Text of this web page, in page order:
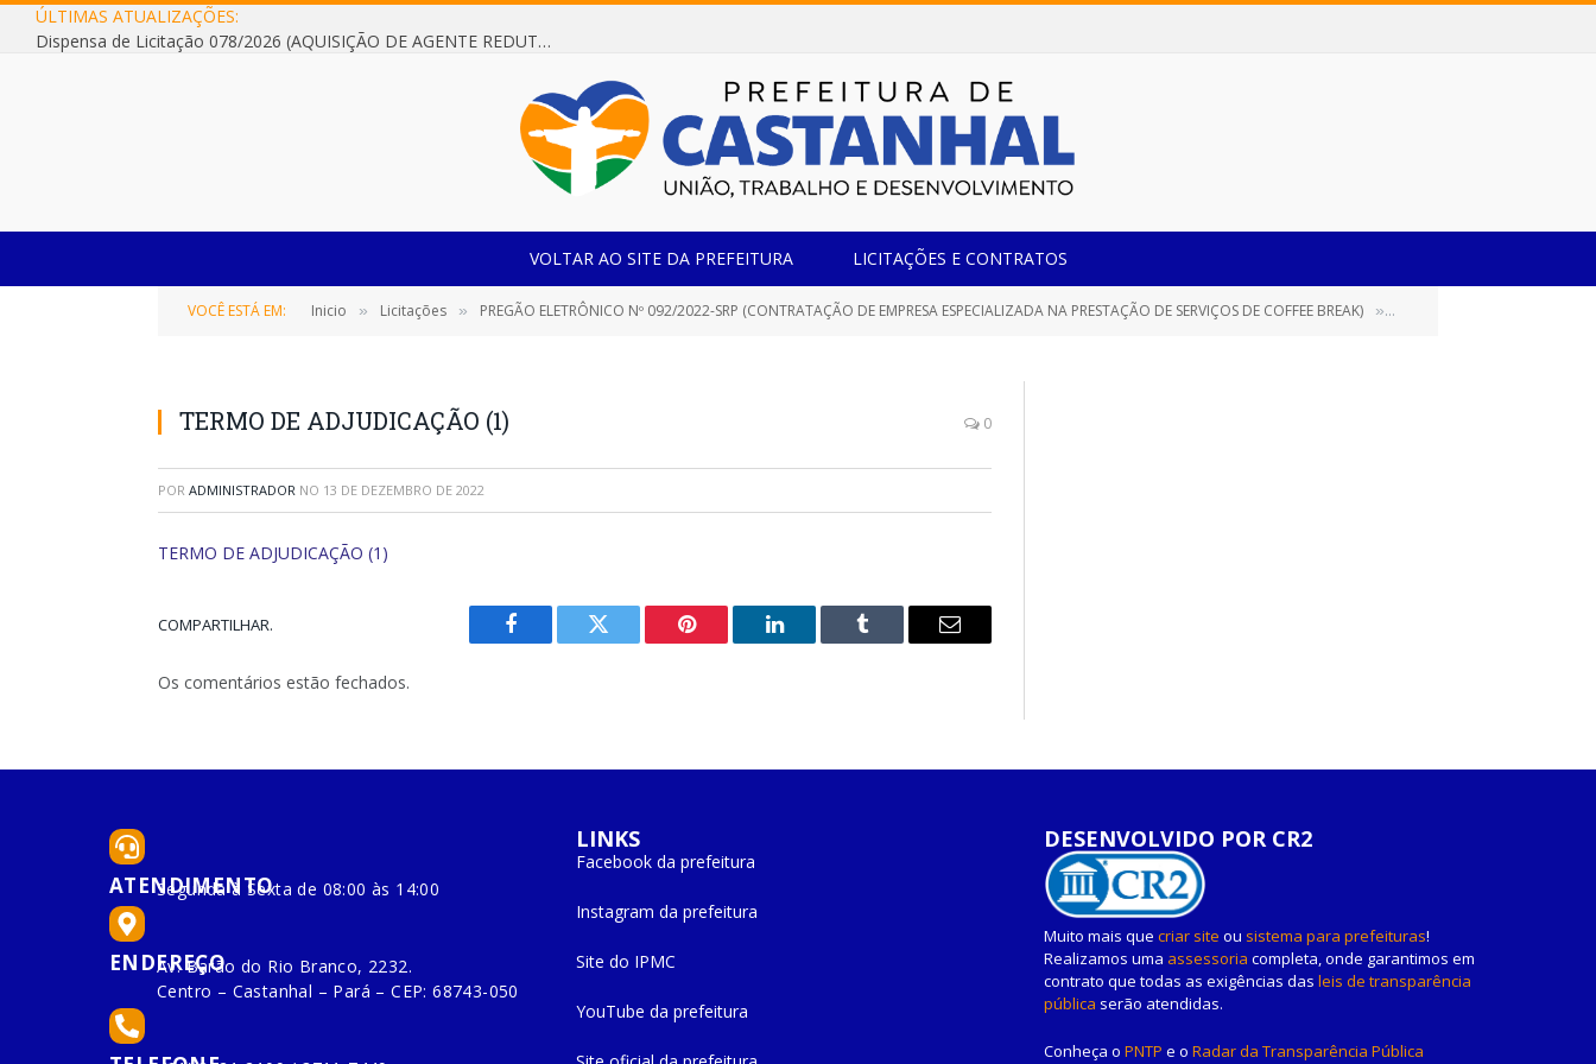
ÚLTIMAS ATUALIZAÇÕES:
Dispensa de Licitação 078/2026 (AQUISIÇÃO DE AGENTE REDUTOR LÍQUIDO AUTOMOTIVO – ARLA 32, PARA ATENDER A FROTA OFICIAL DE VEÍCULOS DA SECRETARIA MUNICIPAL DE EDUCAÇÃO DO MUNICÍPIO DE CASTANHAL/PA)
VOLTAR AO SITE DA PREFEITURA LICITAÇÕES E CONTRATOS
VOCÊ ESTÁ EM: Inicio » Licitações » PREGÃO ELETRÔNICO Nº 092/2022-SRP (CONTRATAÇÃO DE EMPRESA ESPECIALIZADA NA PRESTAÇÃO DE SERVIÇOS DE COFFEE BREAK) »
TERMO DE ADJUDICAÇÃO (1) 0
POR ADMINISTRADOR NO 13 DE DEZEMBRO DE 2022
TERMO DE ADJUDICAÇÃO (1)
COMPARTILHAR.
Facebook Twitter Pinterest
O
Tumblr
E-
Os comentários estão fechados.
ATENDIMENTO
Segunda à Sexta de 08:00 às 14:00
ENDEREÇO
Av. Barão do Rio Branco, 2232.
Centro – Castanhal – Pará – CEP: 68743-050
LINKS
Facebook da prefeitura
Instagram da prefeitura
Site do IPMC
YouTube da prefeitura
DESENVOLVIDO POR CR2
Muito mais que criar site ou sistema para prefeituras!
Realizamos uma assessoria completa, onde garantimos em
contrato que todas as exigências das leis de transparência
pública serão atendidas.
Conheça o PNTP e o Radar da Transparência Pública